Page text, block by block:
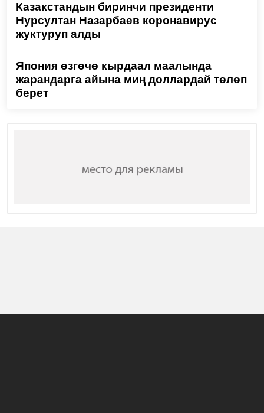
Казакстандын биринчи президенти
Нурсултан Назарбаев коронавирус
жуктуруп алды
Япония өзгөчө кырдаал маалында
жарандарга айына миң доллардай төлөп
берет